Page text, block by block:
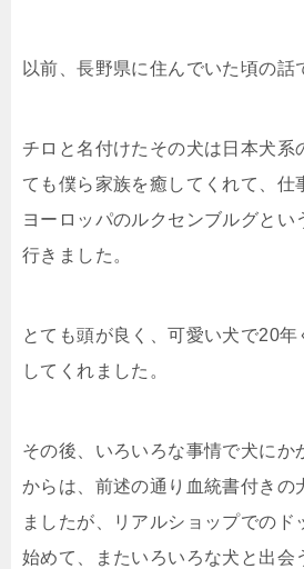
以前、長野県に住んでいた頃の話
チロと名付けたその犬は日本犬系
ても僕ら家族を癒してくれて、仕
ヨーロッパのルクセンブルグとい
行きました。
とても頭が良く、可愛い犬で20年
してくれました。
その後、いろいろな事情で犬にか
からは、前述の通り血統書付きの
ましたが、リアルショップでのド
始めて、またいろいろな犬と出会